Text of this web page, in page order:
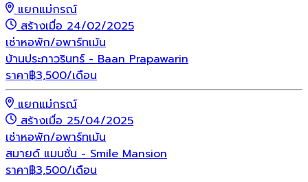
แยกแม่กรณ์
สร้างเมื่อ 24/02/2025
เช่าหอพัก/อพาร์ทเม้น
บ้านประภาวรินทร์ - Baan Prapawarin
ราคา฿3,500/เดือน
แยกแม่กรณ์
สร้างเมื่อ 25/04/2025
เช่าหอพัก/อพาร์ทเม้น
สมายด์ แมนชั่น - Smile Mansion
ราคา฿3,500/เดือน